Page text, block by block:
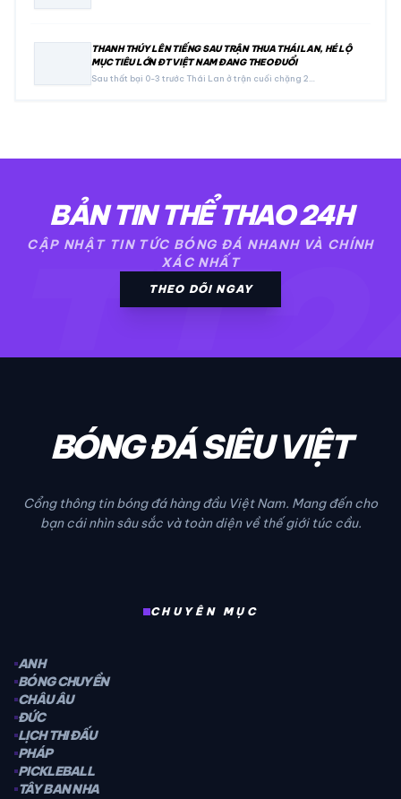
THANH THÚY LÊN TIẾNG SAU TRẬN THUA THÁI LAN, HÉ LỘ
MỤC TIÊU LỚN ĐT VIỆT NAM ĐANG THEO ĐUỔI
Sau thất bại 0-3 trước Thái Lan ở trận cuối chặng 2…
BẢN TIN THỂ THAO 24H
CẬP NHẬT TIN TỨC BÓNG ĐÁ NHANH VÀ CHÍNH
XÁC NHẤT
THEO DÕI NGAY
BÓNG ĐÁ SIÊU VIỆT
Cổng thông tin bóng đá hàng đầu Việt Nam. Mang đến cho
bạn cái nhìn sâu sắc và toàn diện về thế giới túc cầu.
CHUYÊN MỤC
ANH
BÓNG CHUYỀN
CHÂU ÂU
ĐỨC
LỊCH THI ĐẤU
PHÁP
PICKLEBALL
TÂY BAN NHA